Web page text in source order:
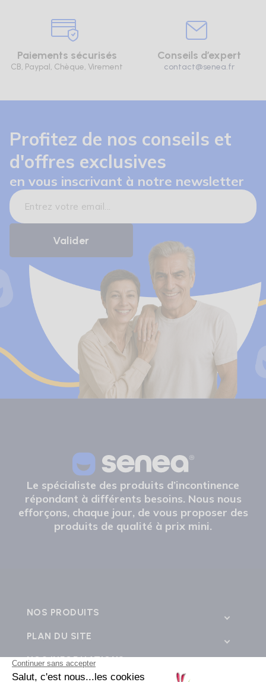
Paiements sécurisés
CB, Paypal, Chèque, Virement
Conseils d’expert
contact@senea.fr
Profitez de nos conseils et
d'offres exclusives
en vous inscrivant à notre newsletter
Le spécialiste des produits d’incontinence
répondant à différents besoins. Nous nous
efforçons, chaque jour, de vous proposer des
produits de qualité à prix mini.
NOS PRODUITS
PLAN DU SITE
NOS INFORMATIONS